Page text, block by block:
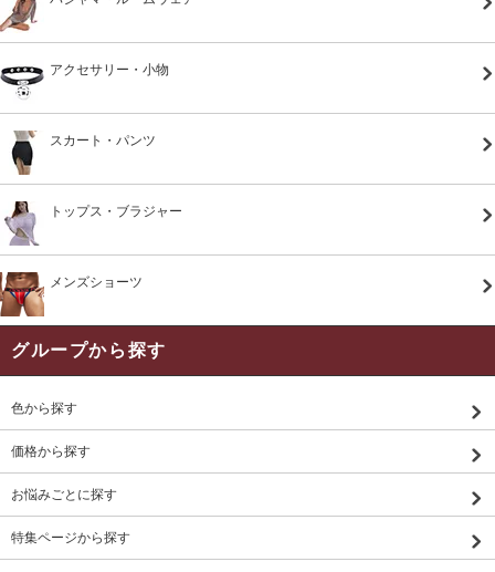
アクセサリー・小物
スカート・パンツ
トップス・ブラジャー
メンズショーツ
グループから探す
色から探す
価格から探す
お悩みごとに探す
特集ページから探す